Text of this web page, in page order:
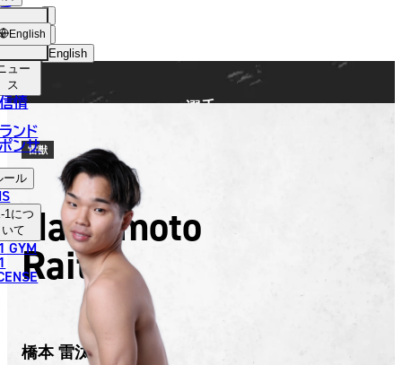
English
中文（繁體）
ョッ
プ
ュー
ス
情
ンド
ンサ
ール
1につ
いて
GYM
English
選手
雷獣
Hashimoto
Raita
橋本 雷汰